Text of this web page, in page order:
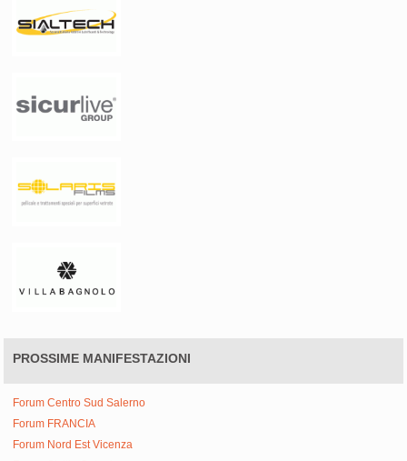
PROSSIME MANIFESTAZIONI
Forum Centro Sud Salerno
Forum FRANCIA
Forum Nord Est Vicenza